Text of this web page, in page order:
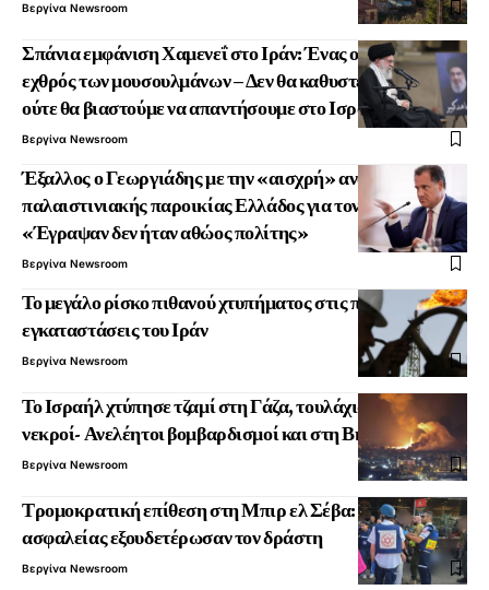
Βεργίνα Newsroom
Σπάνια εμφάνιση Χαμενεΐ στο Ιράν: Ένας ο κοινός
εχθρός των μουσουλμάνων – Δεν θα καθυστερήσουμε
ούτε θα βιαστούμε να απαντήσουμε στο Ισραήλ
Βεργίνα Newsroom
Έξαλλος ο Γεωργιάδης με την «αισχρή» ανακοίνωση της
παλαιστινιακής παροικίας Ελλάδος για τον Ιωνά –
«Έγραψαν δεν ήταν αθώος πολίτης»
Βεργίνα Newsroom
Το μεγάλο ρίσκο πιθανού χτυπήματος στις πετρελαϊκές
εγκαταστάσεις του Ιράν
Βεργίνα Newsroom
Το Ισραήλ χτύπησε τζαμί στη Γάζα, τουλάχιστον 21
νεκροί- Ανελέητοι βομβαρδισμοί και στη Βηρυτό
Βεργίνα Newsroom
Τρομοκρατική επίθεση στη Μπιρ ελ Σέβα: Δυνάμεις
ασφαλείας εξουδετέρωσαν τον δράστη
Βεργίνα Newsroom